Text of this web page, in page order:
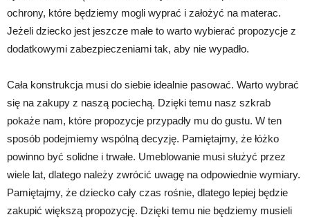
ochrony, które będziemy mogli wyprać i założyć na materac.
Jeżeli dziecko jest jeszcze małe to warto wybierać propozycje z
dodatkowymi zabezpieczeniami tak, aby nie wypadło.
Cała konstrukcja musi do siebie idealnie pasować. Warto wybrać
się na zakupy z naszą pociechą. Dzięki temu nasz szkrab
pokaże nam, które propozycje przypadły mu do gustu. W ten
sposób podejmiemy wspólną decyzję. Pamiętajmy, że łóżko
powinno być solidne i trwałe. Umeblowanie musi służyć przez
wiele lat, dlatego należy zwrócić uwagę na odpowiednie wymiary.
Pamiętajmy, że dziecko cały czas rośnie, dlatego lepiej będzie
zakupić większą propozycję. Dzięki temu nie będziemy musieli